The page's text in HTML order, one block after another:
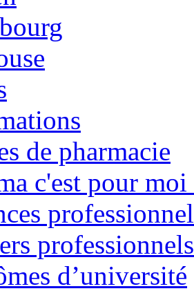
de pharmacie
c'est pour
d’université